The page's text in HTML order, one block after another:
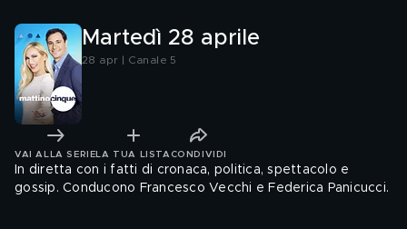
Martedì 28 aprile
28 apr | Canale 5
VAI ALLA SERIE LA TUA LISTA CONDIVIDI
In diretta con i fatti di cronaca, politica, spettacolo e
gossip. Conducono Francesco Vecchi e Federica Panicucci.